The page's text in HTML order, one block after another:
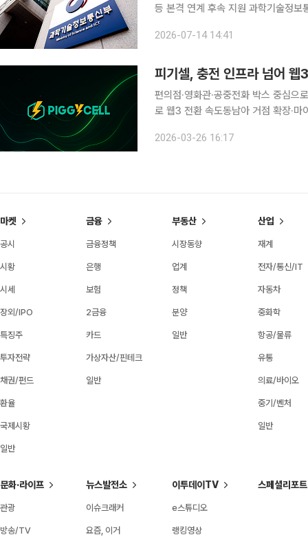
등 본격 연계 후속 지원 과학기술정보통신부(부총리 겸 장관 배경훈, 이하 과기부)는 국내 블록체인
설명회(IR) 경진대회 수상, 공동사업
2026-07-14 14:41
편의점·영화관·공중전화 박스 중심
로 웹3 전환 속도동남아 거점 확장·마이크로 에너
3로의 확장을 본격화하고 있다. 이미
2026-03-26 16:17
마켓
공시
시황
시세
장외/IPO
특징주
투자전략
채권/펀드
환율
국제시황
일반
금융
금융정책
은행
보험
2금융
카드
가상자산/핀테크
일반
부동산
시장동향
업계
정책
분양
일반
산업
재계
전자/통신/IT
자동차
중화학
항공/물류
유통
의료/바이오
중기/벤처
일반
문화·라이프
관광
방송/TV
뉴스발전소
이슈크래커
요즘, 이거
이투데이TV
e스튜디오
랭킹영상
스페셜리포트